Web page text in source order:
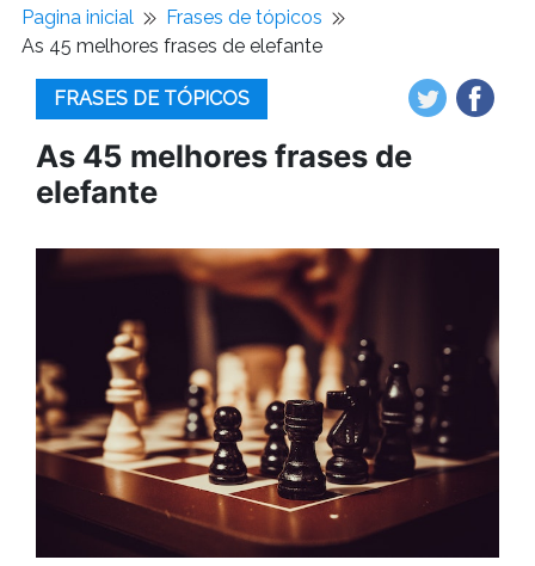
Pagina inicial
Frases de tópicos
As 45 melhores frases de elefante
FRASES DE TÓPICOS
As 45 melhores frases de
elefante